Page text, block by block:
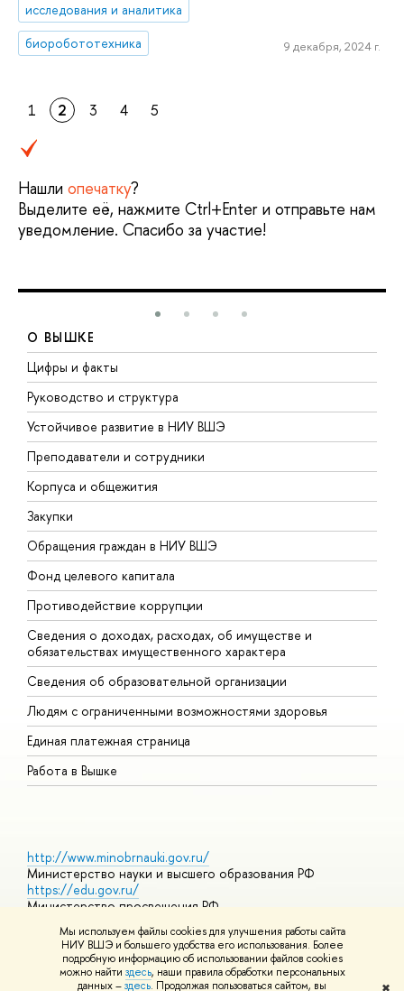
Мы используем файлы cookies для улучшения работы сайта
НИУ ВШЭ и большего удобства его использования. Более
подробную информацию об использовании файлов cookies
можно найти здесь, наши правила обработки персональных
данных –здесь. Продолжая пользоваться сайтом, вы
исследования и аналитика
биоробототехника
9 декабря, 2024 г.
1 2 3 4 5
Нашли опечатку?
Выделите её, нажмите Ctrl+Enter и отправьте нам
уведомление. Спасибо за участие!
О ВЫШКЕ
Цифры и факты
Руководство и структура
Устойчивое развитие в НИУ ВШЭ
Преподаватели и сотрудники
Корпуса и общежития
Закупки
Обращения граждан в НИУ ВШЭ
Фонд целевого капитала
Противодействие коррупции
Сведения о доходах, расходах, об имуществе и
обязательствах имущественного характера
Сведения об образовательной организации
Людям с ограниченными возможностями здоровья
Единая платежная страница
Работа в Вышке
http://www.minobrnauki.gov.ru/
Министерство науки и высшего образования РФ
https://edu.gov.ru/
Министерство просвещения РФ
https://elearning.hse.ru/mooc
Массовые открытые онлайн-курсы